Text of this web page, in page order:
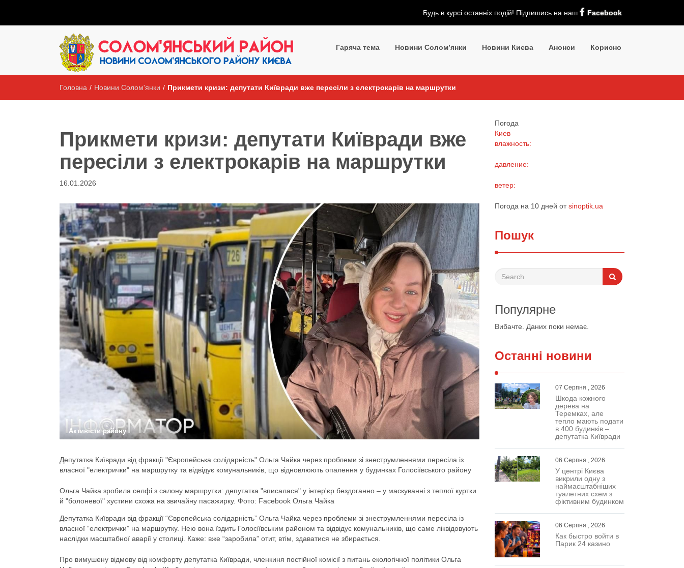
Будь в курсі останніх подій! Підпишись на наш Facebook
Гаряча тема Новини Солом’янки Новини Києва Анонси Корисно
Головна / Новини Солом'янки / Прикмети кризи: депутати Київради вже пересіли з електрокарів на маршрутки
Прикмети кризи: депутати Київради вже
пересіли з електрокарів на маршрутки
16.01.2026
Активісти району
Депутатка Київради від фракції "Європейська солідарність" Ольга Чайка через проблеми зі знеструмленнями пересіла із
власної "електрички" на маршрутку та відвідує комунальників, що відновлюють опалення у будинках Голосіївського району
Ольга Чайка зробила селфі з салону маршрутки: депутатка "вписалася" у інтер'єр бездоганно – у маскуванні з теплої куртки
й "болоневої" хустини схожа на звичайну пасажирку. Фото: Facebook Ольга Чайка
Депутатка Київради від фракції “Європейська солідарність” Ольга Чайка через проблеми зі знеструмленнями пересіла із
власної “електрички” на маршрутку. Нею вона їздить Голосіївським районом та відвідує комунальників, що саме ліквідовують
наслідки масштабної аварії у столиці. Каже: вже “заробила” отит, втім, здаватися не збирається.
Про вимушену відмову від комфорту депутатка Київради, членкиня постійної комісії з питань екологічної політики Ольга
Погода
Киев
влажность:
давление:
ветер:
Погода на 10 дней отsinoptik.ua
Пошук
Популярне
Вибачте. Даних поки немає.
Останні новини
07 Серпня , 2026
Шкода кожного
дерева на
Теремках, але
тепло мають подати
в 400 будинків –
депутатка Київради
06 Серпня , 2026
У центрі Києва
викрили одну з
наймасштабніших
туалетних схем з
фіктивним будинком
06 Серпня , 2026
Как быстро войти в
Парик 24 казино